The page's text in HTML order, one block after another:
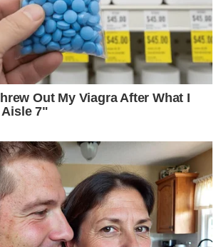
Out My Viagra After What I
Aisle 7"